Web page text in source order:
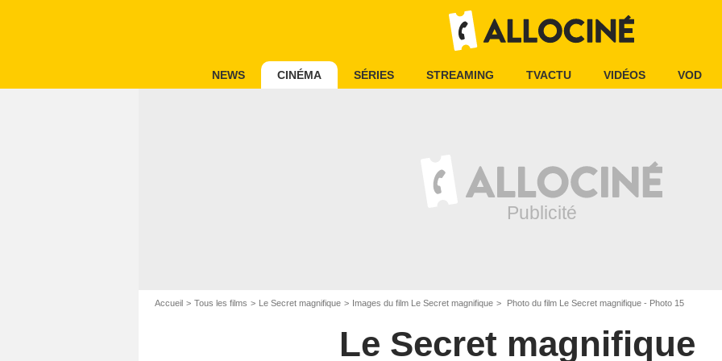
NEWS CINÉMA SÉRIES STREAMING TVACTU VIDÉOS VOD
Accueil Tous les films Le Secret magnifique Images du film Le Secret magnifique Photo du film Le Secret magnifique - Photo 15
Le Secret magnifique